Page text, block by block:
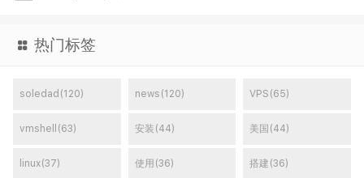
热门标签
soledad(120) news(120) VPS(65)
vmshell(63) 安装(44) 美国(44)
linux(37) 使用(36) 搭建(36)